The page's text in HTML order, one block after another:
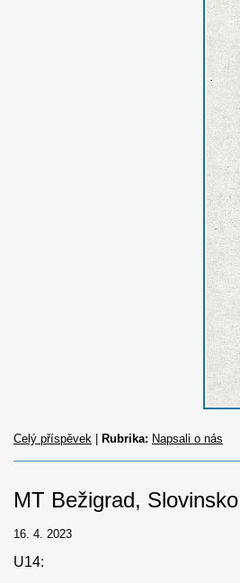
Celý příspěvek Rubrika: Napsali o nás
MT Bežigrad,
16. 4. 2023
U14: